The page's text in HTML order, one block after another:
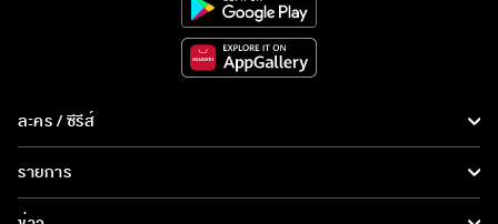
ละคร / ซีรีส์
ละคร/ซีรีส์
ซีรีส์นานาชาติ
รายการ
รายการทั้งหมด